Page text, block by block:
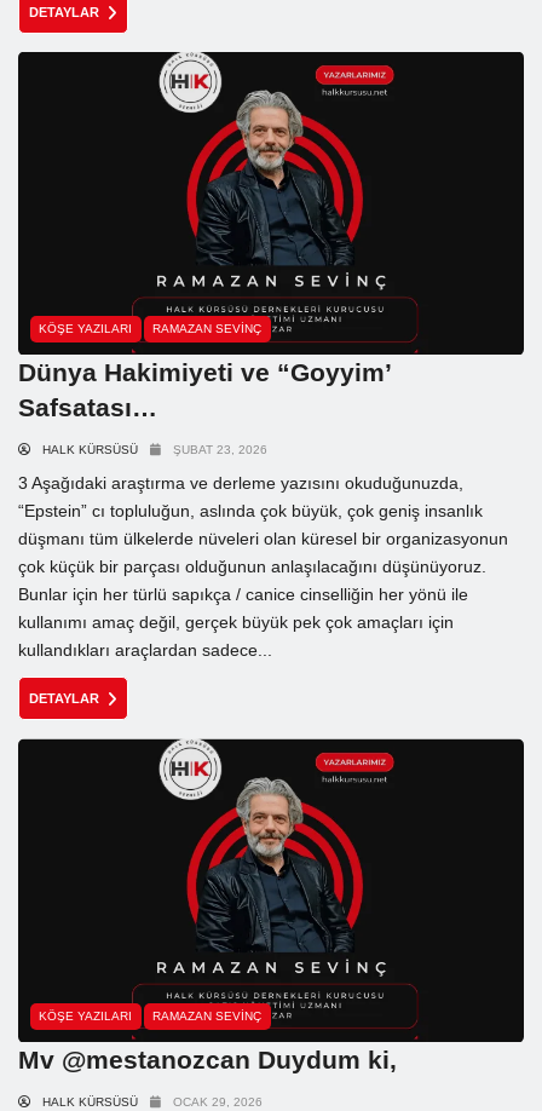
DETAYLAR
KÖŞE YAZILARI RAMAZAN SEVINÇ
Dünya Hakimiyeti ve “Goyyim’
Safsatası…
HALK KÜRSÜSÜ ŞUBAT 23, 2026
3 Aşağıdaki araştırma ve derleme yazısını okuduğunuzda,
“Epstein” cı topluluğun, aslında çok büyük, çok geniş insanlık
düşmanı tüm ülkelerde nüveleri olan küresel bir organizasyonun
çok küçük bir parçası olduğunun anlaşılacağını düşünüyoruz.
Bunlar için her türlü sapıkça / canice cinselliğin her yönü ile
kullanımı amaç değil, gerçek büyük pek çok amaçları için
kullandıkları araçlardan sadece...
DETAYLAR
KÖŞE YAZILARI RAMAZAN SEVINÇ
Mv @mestanozcan Duydum ki,
HALK KÜRSÜSÜ OCAK 29, 2026